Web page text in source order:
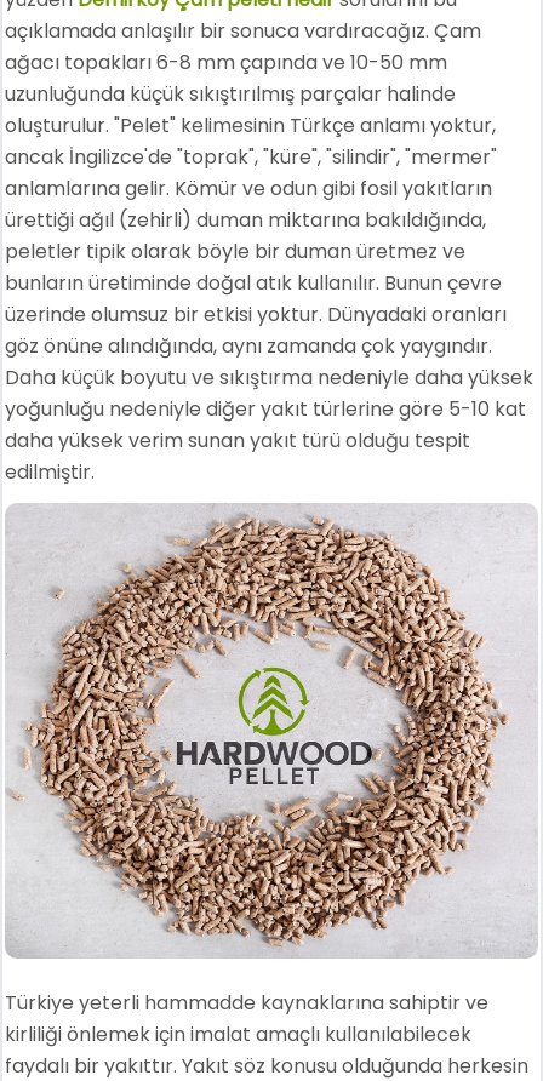
açıklamada anlaşılır bir sonuca vardıracağız. Çam
ağacı topakları 6-8 mm çapında ve 10-50 mm
uzunluğunda küçük sıkıştırılmış parçalar halinde
oluşturulur. "Pelet" kelimesinin Türkçe anlamı yoktur,
ancak İngilizce'de "toprak", "küre", "silindir", "mermer"
anlamlarına gelir. Kömür ve odun gibi fosil yakıtların
ürettiği ağıl (zehirli) duman miktarına bakıldığında,
peletler tipik olarak böyle bir duman üretmez ve
bunların üretiminde doğal atık kullanılır. Bunun çevre
üzerinde olumsuz bir etkisi yoktur. Dünyadaki oranları
göz önüne alındığında, aynı zamanda çok yaygındır.
Daha küçük boyutu ve sıkıştırma nedeniyle daha yüksek
yoğunluğu nedeniyle diğer yakıt türlerine göre 5-10 kat
daha yüksek verim sunan yakıt türü olduğu tespit
edilmiştir.
Türkiye yeterli hammadde kaynaklarına sahiptir ve
kirliliği önlemek için imalat amaçlı kullanılabilecek
faydalı bir yakıttır. Yakıt söz konusu olduğunda herkesin